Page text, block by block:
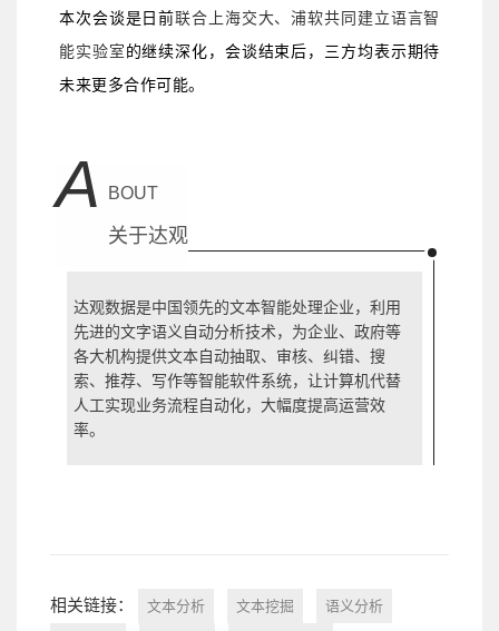
本次会谈是日前联合上海交大、浦软共同建立语言智
能实验室的继续深化，会谈结束后，三方均表示期待
未来更多合作可能。
A BOUT
关于达观
达观数据是中国领先的文本智能处理企业，利用
先进的文字语义自动分析技术，为企业、政府等
各大机构提供文本自动抽取、审核、纠错、搜
索、推荐、写作等智能软件系统，让计算机代替
人工实现业务流程自动化，大幅度提高运营效
率。
相关链接： 文本分析 文本挖掘 语义分析